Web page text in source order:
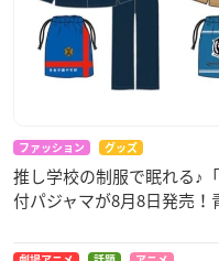
ファッション グッズ
推し学校の制服で眠れる♪
付パジャマが8月8日発売